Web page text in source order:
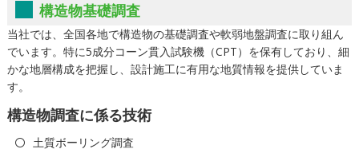
構造物基礎調査
当社では、全国各地で構造物の基礎調査や軟弱地盤調査に取り組ん
でいます。特に5成分コーン貫入試験機（CPT）を保有しており、細
かな地層構成を把握し、設計施工に有用な地質情報を提供していま
す。
構造物調査に係る技術
土質ボーリング調査